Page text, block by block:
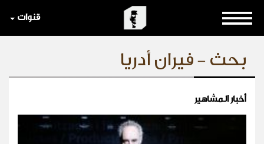
قنوات
بحث - فيران أدريا
أخبار المشاهير